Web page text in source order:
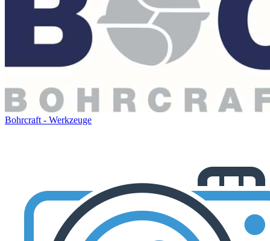
Bohrcraft - Werkzeuge